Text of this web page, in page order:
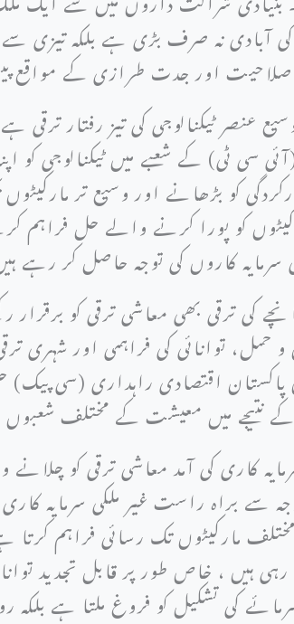
آبادی نہ صرف بڑی ہے بلکہ تیزی
اور جدت طرازی کے مواقع
عنصر ٹیکنالوجی کی تیز رفتار
سی ٹی) کے شعبے میں ٹیکنالوجی
کو بڑھانے اور وسیع تر
کو پورا کرنے والے حل فراہم
سرمایہ کاروں کی توجہ حاصل کر رہے
کی ترقی بھی معاشی ترقی کو
حمل، توانائی کی فراہمی اور شہری
اقتصادی راہداری (سی پیک)
نتیجے میں معیشت کے مختلف شعبوں
کاری کی آمد معاشی ترقی کو
سے براہ راست غیر ملکی سرمایہ
مارکیٹوں تک رسائی فراہم کرتا
ہیں ، خاص طور پر قابل تجدید
کی تشکیل کو فروغ ملتا ہے بلکہ